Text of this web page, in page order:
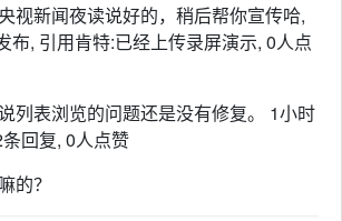
视新闻夜读说好的，稍后帮你宣传哈,
布, 引用肯特:已经上传录屏演示, 0人点
列表浏览的问题还是没有修复。 1小时
回复, 0人点赞
的？